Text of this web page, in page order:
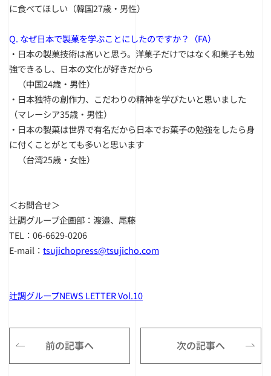
に食べてほしい（韓国27歳・男性）
Q. なぜ日本で製菓を学ぶことにしたのですか？（FA）
・日本の製菓技術は高いと思う。洋菓子だけではなく和菓子も勉
強できるし、日本の文化が好きだから
（中国24歳・男性）
・日本独特の創作力、こだわりの精神を学びたいと思いました
（マレーシア35歳・男性）
・日本の製菓は世界で有名だから日本でお菓子の勉強をしたら身
に付くことがとても多いと思います
（台湾25歳・女性）
＜お問合せ＞
辻調グループ企画部：渡邉、 尾藤
TEL：06-6629-0206
E-mail： tsujichopress@tsujicho.com
辻調グループNEWS LETTER Vol.10
前の記事へ 次の記事へ